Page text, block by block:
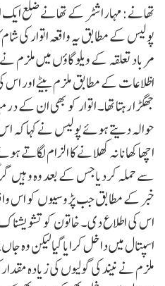
تھانے:مہاراشٹر کے تھانے ضلع ایک
پولیس کے مطابق یہ واقعہ اتوار کی
مرباد تعلقہ کے ویلو گاؤں میں ملزم
اظلاعات کے مطابق ملزم بیٹے اور اس
جھگڑا رہتا تھا۔ اتوار کو بھی ان کے
حوالہ دیتے ہوئے پولیس نے کہا کہ
اچھا کھانا نہ کھلانے کا الزام لگاتے
سے حملہ کردیاجس کے بعد وہ وہیں
خبر کے مطابق جب پڑوسیوں کو اس
اس کی اطلاع دی۔ خاتون کو
اسپتال میں داخل کرایا گیالیکن وہ
ملزم نے نیند کی گولیوں کی زیادہ